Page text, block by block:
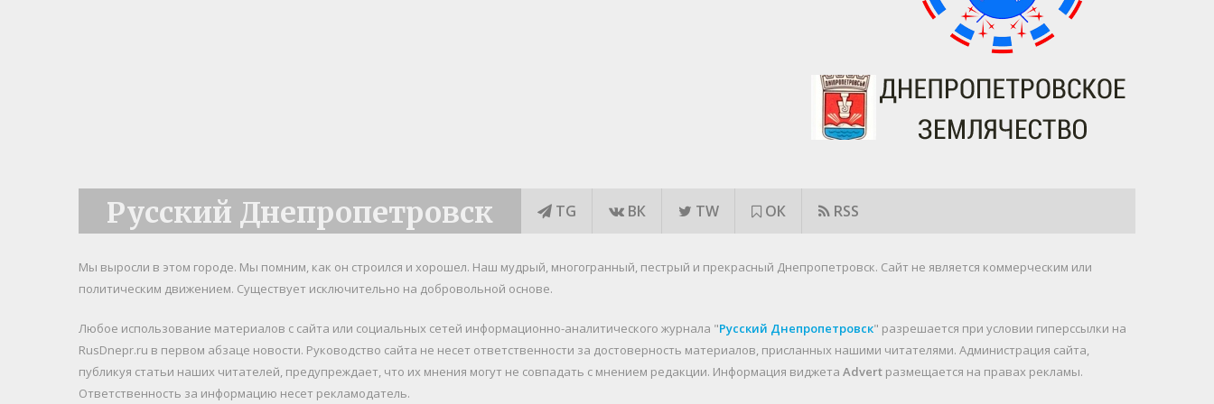
Русский Днепропетровск TG ВК TW ОК RSS
Мы выросли в этом городе. Мы помним, как он строился и хорошел. Наш мудрый, многогранный, пестрый и прекрасный Днепропетровск. Cайт не является коммерческим или
политическим движением. Существует исключительно на добровольной основе.
Любое использование материалов c сайта или социальных сетей информационно-аналитического журнала "Русский Днепропетровск" разрешается при условии гиперссылки на
RusDnepr.ru в первом абзаце новости. Руководство сайта не несет ответственности за достоверность материалов, присланных нашими читателями. Администрация сайта,
публикуя статьи наших читателей, предупреждает, что их мнения могут не совпадать с мнением редакции. Информация виджета Advert размещается на правах рекламы.
Ответственность за информацию несет рекламодатель.